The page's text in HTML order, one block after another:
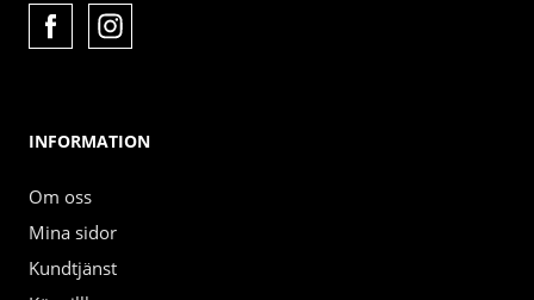
INFORMATION
Om oss
Mina sidor
Kundtjänst